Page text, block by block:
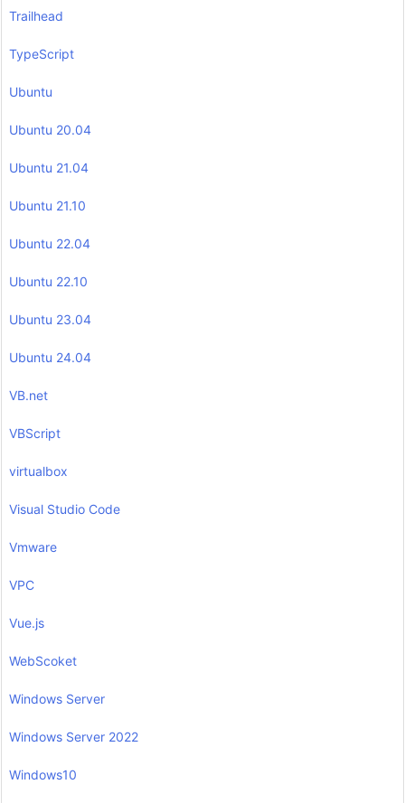
Trailhead
TypeScript
Ubuntu
Ubuntu 20.04
Ubuntu 21.04
Ubuntu 21.10
Ubuntu 22.04
Ubuntu 22.10
Ubuntu 23.04
Ubuntu 24.04
VB.net
VBScript
virtualbox
Visual Studio Code
Vmware
VPC
Vue.js
WebScoket
Windows Server
Windows Server 2022
Windows10